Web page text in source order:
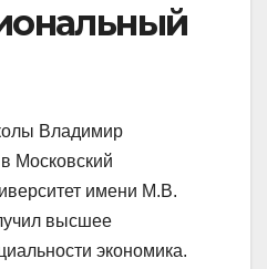
Владимир
Московский
имени М.В.
высшее
экономика.